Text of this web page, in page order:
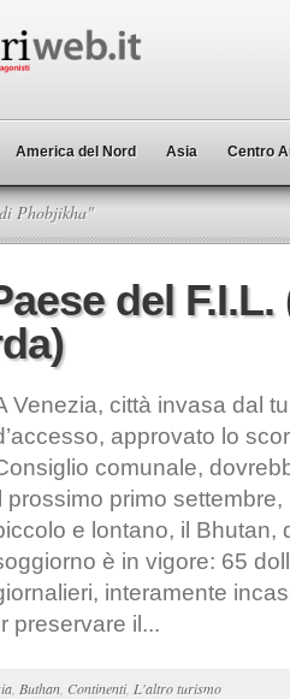
America del Nord Asia Centro
Phobjikha"
del
Venezia, città invasa dal
approvato lo
comunale,
prossimo primo settembre,
e lontano, il Bhutan,
è in vigore: 65
interamente
preservare il...
Buthan Continenti, L'altro turismo